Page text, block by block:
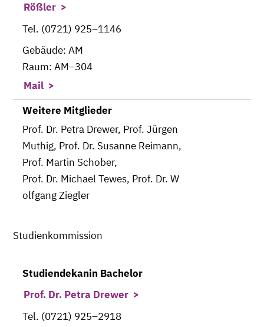
Rößler
Tel. (0721) 925–1146
Gebäude: AM
Raum: AM–304
Mail
Weitere Mitglieder
Prof. Dr. Petra Drewer, Prof. Jürgen
Muthig, Prof. Dr. Susanne Reimann,
Prof. Martin Schober,
Prof. Dr. Michael Tewes, Prof. Dr. W
olfgang Ziegler
Studienkommission
Studiendekanin Bachelor
Prof. Dr. Petra Drewer
Tel. (0721) 925–2918